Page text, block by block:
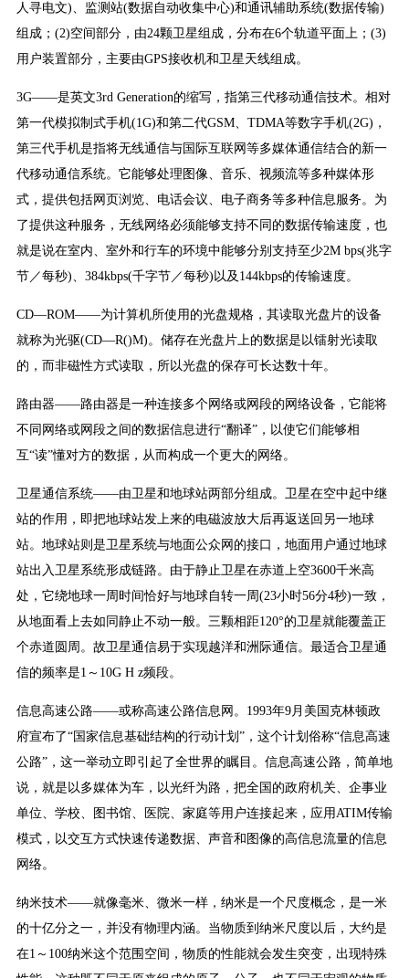
人寻电文)、监测站(数据自动收集中心)和通讯辅助系统(数据传输)
组成；(2)空间部分，由24颗卫星组成，分布在6个轨道平面上；(3)
用户装置部分，主要由GPS接收机和卫星天线组成。
3G——是英文3rd Generation的缩写，指第三代移动通信技术。相对
第一代模拟制式手机(1G)和第二代GSM、TDMA等数字手机(2G)，
第三代手机是指将无线通信与国际互联网等多媒体通信结合的新一
代移动通信系统。它能够处理图像、音乐、视频流等多种媒体形
式，提供包括网页浏览、电话会议、电子商务等多种信息服务。为
了提供这种服务，无线网络必须能够支持不同的数据传输速度，也
就是说在室内、室外和行车的环境中能够分别支持至少2M bps(兆字
节／每秒)、384kbps(千字节／每秒)以及144kbps的传输速度。
CD—ROM——为计算机所使用的光盘规格，其读取光盘片的设备
就称为光驱(CD—R()M)。储存在光盘片上的数据是以镭射光读取
的，而非磁性方式读取，所以光盘的保存可长达数十年。
路由器——路由器是一种连接多个网络或网段的网络设备，它能将
不同网络或网段之间的数据信息进行“翻译”，以使它们能够相
互“读”懂对方的数据，从而构成一个更大的网络。
卫星通信系统——由卫星和地球站两部分组成。卫星在空中起中继
站的作用，即把地球站发上来的电磁波放大后再返送回另一地球
站。地球站则是卫星系统与地面公众网的接口，地面用户通过地球
站出入卫星系统形成链路。由于静止卫星在赤道上空3600千米高
处，它绕地球一周时间恰好与地球自转一周(23小时56分4秒)一致，
从地面看上去如同静止不动一般。三颗相距120°的卫星就能覆盖正
个赤道圆周。故卫星通信易于实现越洋和洲际通信。最适合卫星通
信的频率是1～10G H z频段。
信息高速公路——或称高速公路信息网。1993年9月美国克林顿政
府宣布了“国家信息基础结构的行动计划”，这个计划俗称“信息高速
公路”，这一举动立即引起了全世界的瞩目。信息高速公路，简单地
说，就是以多媒体为车，以光纤为路，把全国的政府机关、企事业
单位、学校、图书馆、医院、家庭等用户连接起来，应用ATIM传输
模式，以交互方式快速传递数据、声音和图像的高信息流量的信息
网络。
纳米技术——就像毫米、微米一样，纳米是一个尺度概念，是一米
的十亿分之一，并没有物理内涵。当物质到纳米尺度以后，大约是
在1～100纳米这个范围空间，物质的性能就会发生突变，出现特殊